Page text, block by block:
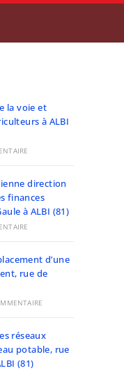
la voie et
à ALBI
direction
finances
à ALBI (81)
d’une
rue de
réseaux
potable, rue
(81)